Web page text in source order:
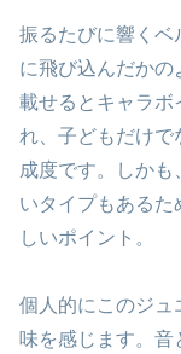
振るたびに響くベ
に飛び込んだかの
載せるとキャラボ
れ、子どもだけ
成度です。しか
いタイプもある
しいポイント。
個人的にこのジュ
味を感じます。